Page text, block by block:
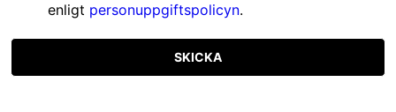
enligt personuppgiftspolicyn.
SKICKA